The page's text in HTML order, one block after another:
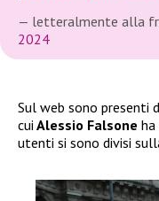
— letteralmente alla
2024
Sul web sono presenti
cui Alessio Falsone
utenti si sono divisi